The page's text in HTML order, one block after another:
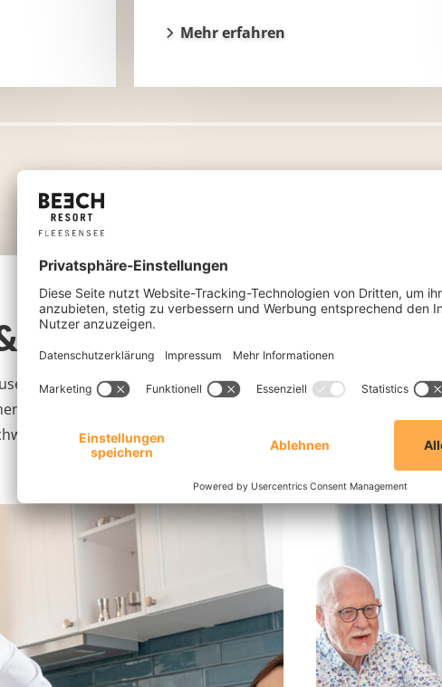
Mehr erfahren
AUSSTATTUNG
im BEECH Resort Fleesensee sind alle
Annehmlichkeiten ausgestattet, die
Erlebnis machen.
Der
nützliche und
Übernachtung